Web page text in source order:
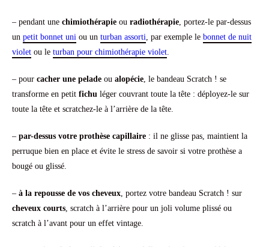
– pendant une chimiothérapie ou radiothérapie, portez-le par-dessus
un petit bonnet uni ou un turban assorti, par exemple le bonnet de nuit
violet ou le turban pour chimiothérapie violet.
– pour cacher une pelade ou alopécie, le bandeau Scratch ! se
transforme en petit fichu léger couvrant toute la tête : déployez-le sur
toute la tête et scratchez-le à l’arrière de la tête.
– par-dessus votre prothèse capillaire : il ne glisse pas, maintient la
perruque bien en place et évite le stress de savoir si votre prothèse a
bougé ou glissé.
– à la repousse de vos cheveux, portez votre bandeau Scratch ! sur
cheveux courts, scratch à l’arrière pour un joli volume plissé ou
scratch à l’avant pour un effet vintage.